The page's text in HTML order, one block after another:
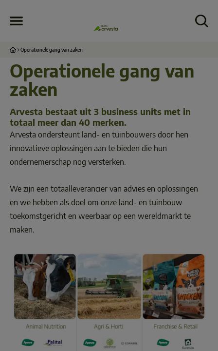
Operationele gang van zaken
Operationele gang van
zaken
Arvesta bestaat uit 3 business units met in
totaal meer dan 40 merken.
Arvesta ondersteunt land- en tuinbouwers door hen
innovatieve oplossingen aan te bieden die hun
ondernemerschap nog versterken.
We zijn een totaalleverancier van advies en oplossingen
en we hebben als doel om onze land- en tuinbouw
toekomstgericht en weerbaar op een wereldmarkt te
maken.